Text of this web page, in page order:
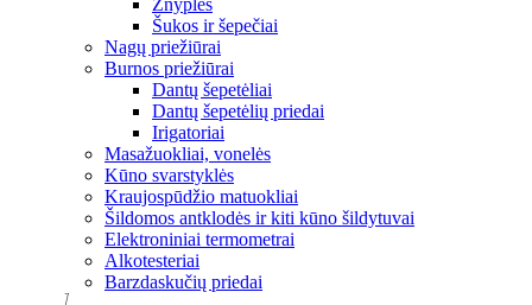
Žnyplės
Šukos ir šepečiai
Nagų priežiūrai
Burnos priežiūrai
Dantų šepetėliai
Dantų šepetėlių priedai
Irigatoriai
Masažuokliai, vonelės
Kūno svarstyklės
Kraujospūdžio matuokliai
Šildomos antklodės ir kiti kūno šildytuvai
Elektroniniai termometrai
Alkotesteriai
Barzdaskučių priedai